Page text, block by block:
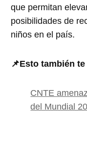
que permitan
posibilidades de
niños en el país.
📌Esto también
CNTE
del Mundial